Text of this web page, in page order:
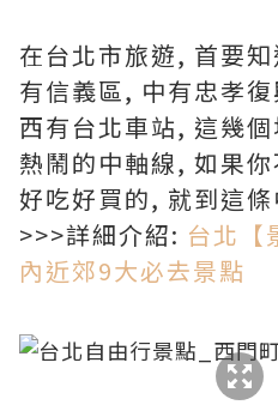
在台北市旅遊, 首要
有信義區, 中有忠孝
西有台北車站, 這幾
熱鬧的中軸線, 如果
好吃好買的, 就到這條
>>>詳細介紹: 台北【
內近郊9大必去景點